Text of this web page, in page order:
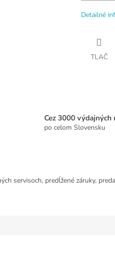
Detailné
TLAČ
Cez 3000 výdajných
po celom Slovensku
servisoch, predĺžené záruky,